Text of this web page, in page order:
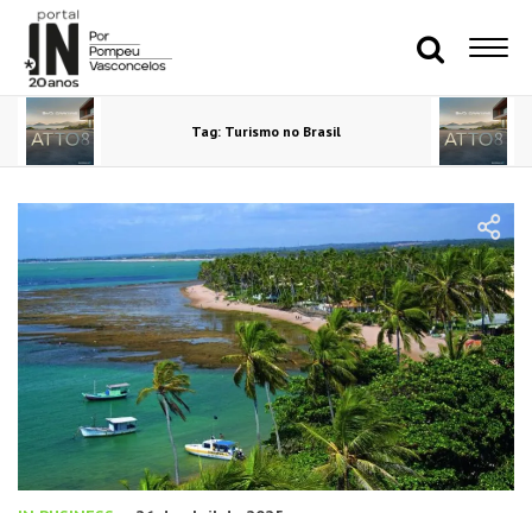
Tag: Turismo no Brasil